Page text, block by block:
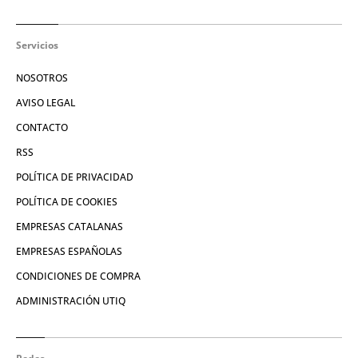
Servicios
NOSOTROS
AVISO LEGAL
CONTACTO
RSS
POLÍTICA DE PRIVACIDAD
POLÍTICA DE COOKIES
EMPRESAS CATALANAS
EMPRESAS ESPAÑOLAS
CONDICIONES DE COMPRA
ADMINISTRACIÓN UTIQ